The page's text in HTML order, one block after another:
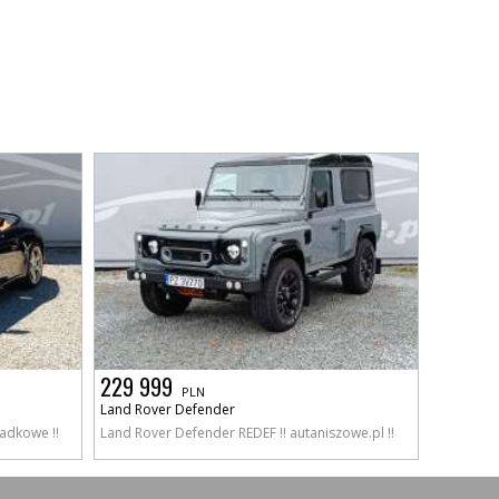
!!
229 999 PLN
Land Rover Defender
Land Rover Defender REDEF !! autaniszowe.pl !!